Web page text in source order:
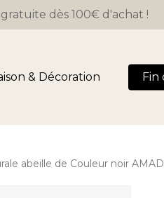
gratuite dès 100€ d'achat !
& Décoration Fin
PanierCart
abeille de Couleur noir